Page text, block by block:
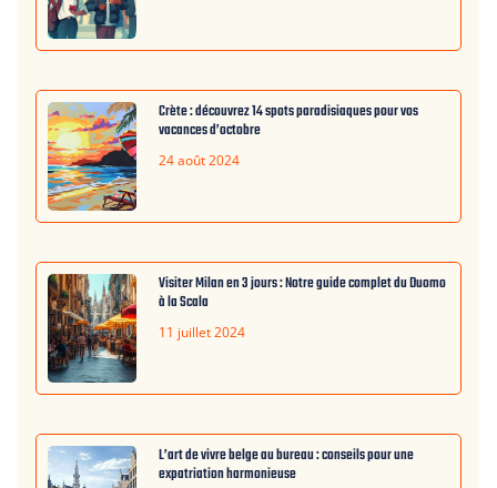
Crète : découvrez 14 spots paradisiaques pour vos
vacances d’octobre
24 août 2024
Visiter Milan en 3 jours : Notre guide complet du Duomo
à la Scala
11 juillet 2024
L’art de vivre belge au bureau : conseils pour une
expatriation harmonieuse